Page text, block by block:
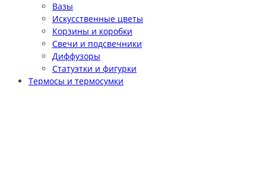
Вазы
Искусственные цветы
Корзины и коробки
Свечи и подсвечники
Диффузоры
Статуэтки и фигурки
Термосы и термосумки